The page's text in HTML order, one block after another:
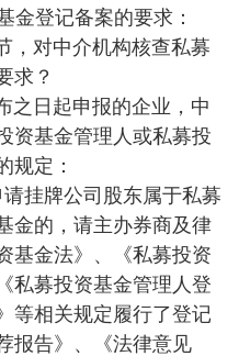
金登记备案的要求：
，对中介机构核查私募
求？
之日起申报的企业，中
资基金管理人或私募投
规定：
挂牌公司股东属于私募
金的，请主办券商及律
基金法》、《私募投资
私募投资基金管理人登
等相关规定履行了登记
报告》、《法律意见